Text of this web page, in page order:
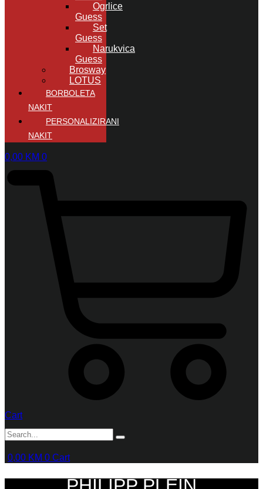
Ogrlice
Guess
Set
Guess
Narukvica
Guess
Brosway
LOTUS
BORBOLETA
NAKIT
PERSONALIZIRANI
NAKIT
0,00 KM 0
Cart
0,00 KM 0 Cart